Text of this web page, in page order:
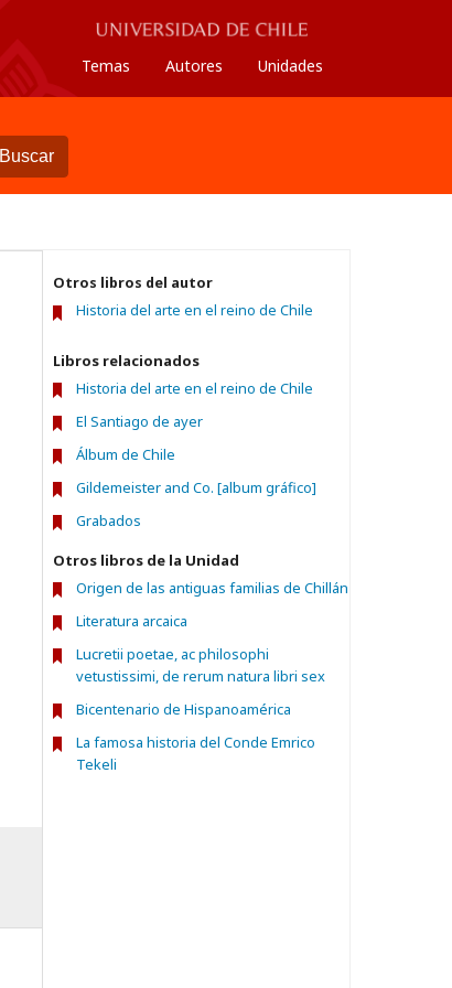
Temas Autores Unidades
Buscar
Otros libros del autor
Historia del arte en el reino de Chile
Libros relacionados
Historia del arte en el reino de Chile
El Santiago de ayer
Álbum de Chile
Gildemeister and Co. [album gráfico]
Grabados
Otros libros de la Unidad
Origen de las antiguas familias de Chillán
Literatura arcaica
Lucretii poetae, ac philosophi
vetustissimi, de rerum natura libri sex
Bicentenario de Hispanoamérica
La famosa historia del Conde Emrico
Tekeli